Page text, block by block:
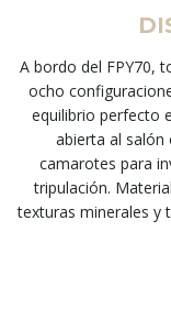
A bordo del FPY70,
ocho
equilibrio perfecto
abierta al salón
camarotes para
tripulación.
texturas minerales y